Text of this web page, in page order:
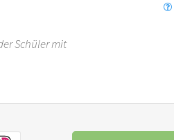
Schüler mit